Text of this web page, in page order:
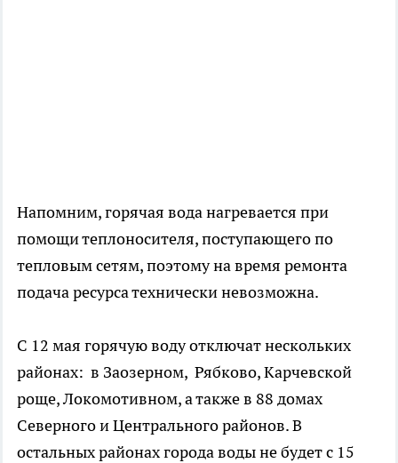
Напомним, горячая вода нагревается при
помощи теплоносителя, поступающего по
тепловым сетям, поэтому на время ремонта
подача ресурса технически невозможна.
С 12 мая горячую воду отключат нескольких
районах: в Заозерном, Рябково, Карчевской
роще, Локомотивном, а также в 88 домах
Северного и Центрального районов. В
остальных районах города воды не будет с 15